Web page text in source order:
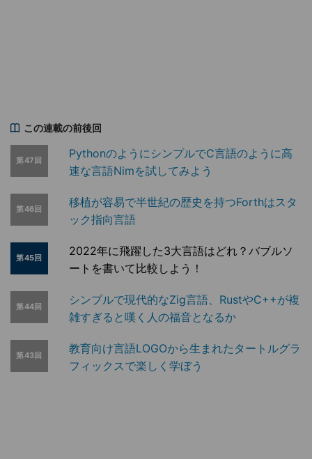
この連載の前後回
第47回
PythonのようにシンプルでC言語のように高
速な言語Nimを試してみよう
第46回
移植が容易で半世紀の歴史を持つForthはスタ
ック指向言語
第45回
2022年に飛躍した3大言語はどれ？バブルソ
ートを書いて比較しよう！
第44回
シンプルで現代的なZig言語、RustやC++が複
雑すぎると嘆く人の福音となるか
第43回
教育向け言語LOGOから生まれたタートルグラ
フィックスで楽しく学ぼう